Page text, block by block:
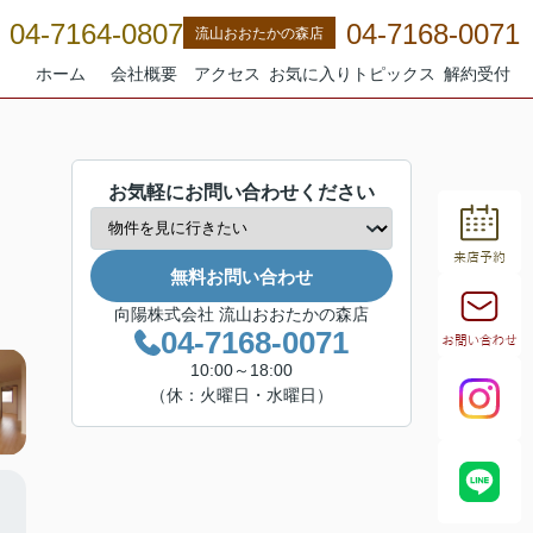
04-7164-0807 流山おおたかの森店 04-7168-0071
ホーム 会社概要 アクセス お気に入り トピックス 解約受付
お気軽にお問い合わせください
無料お問い合わせ
向陽株式会社 流山おおたかの森店
04-7168-0071
10:00～18:00
（休：火曜日・水曜日）